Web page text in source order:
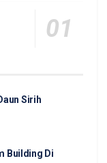
Sirih
Building Di